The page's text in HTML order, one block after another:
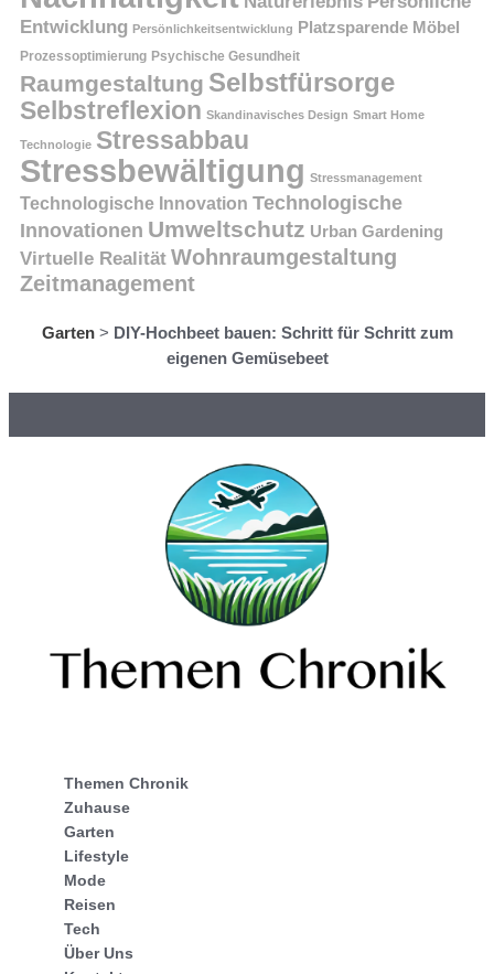
Entwicklung Persönlichkeitsentwicklung Platzsparende Möbel
Prozessoptimierung Psychische Gesundheit
Raumgestaltung Selbstfürsorge
Selbstreflexion Skandinavisches Design Smart Home
Technologie Stressabbau
Stressbewältigung Stressmanagement
Technologische Innovation Technologische
Innovationen Umweltschutz Urban Gardening
Virtuelle Realität Wohnraumgestaltung
Zeitmanagement
Garten> DIY-Hochbeet bauen: Schritt für Schritt zum
eigenen Gemüsebeet
Themen Chronik
Zuhause
Garten
Lifestyle
Mode
Reisen
Tech
Über Uns